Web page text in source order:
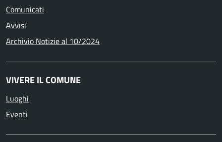
Comunicati
Avvisi
Archivio Notizie al 10/2024
VIVERE IL COMUNE
Luoghi
Eventi